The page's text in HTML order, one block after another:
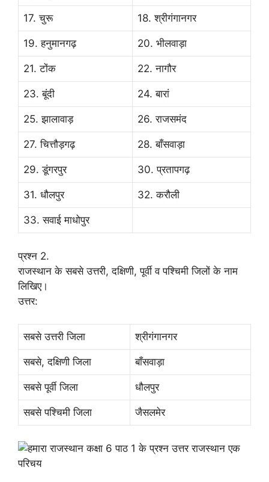
17. चुरू 18. श्रीगंगानगर
19. हनुमानगढ़ 20. भीलवाड़ा
21. टोंक 22. नागौर
23. बूंदी 24. बारां
25. झालावाड़ 26. राजसमंद
27. चित्तौड़गढ़ 28. बाँसवाड़ा
29. डूंगरपुर 30. प्रतापगढ़
31. धौलपुर 32. करौली
33. सवाई माधोपुर
प्रश्न 2.
राजस्थान के सबसे उत्तरी, दक्षिणी, पूर्वी व पश्चिमी जिलों के नाम
लिखिए।
उत्तर:
सबसे उत्तरी जिला श्रीगंगानगर
सबसे, दक्षिणी जिला बाँसवाड़ा
सबसे पूर्वी जिला धौलपुर
सबसे पश्चिमी जिला जैसलमेर